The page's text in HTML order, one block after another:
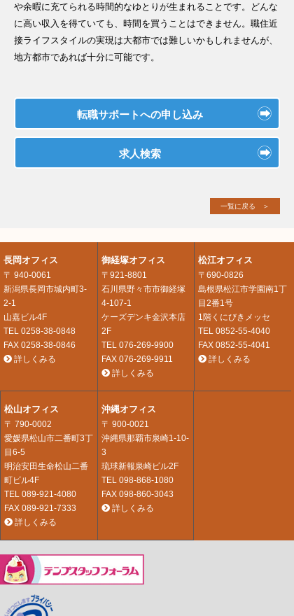
や余暇に充てられる時間的なゆとりが生まれることです。どんな
に高い収入を得ていても、時間を買うことはできません。職住近
接ライフスタイルの実現は大都市では難しいかもしれませんが、
地方都市であれば十分に可能です。
転職サポートへの申し込み
求人検索
一覧に戻る ＞
長岡オフィス
〒 940-0061
新潟県長岡市城内町3-
2-1
山嘉ビル4F
TEL 0258-38-0848
FAX 0258-38-0846
詳しくみる
御経塚オフィス
〒921-8801
石川県野々市市御経塚
4-107-1
ケーズデンキ金沢本店
2F
TEL 076-269-9900
FAX 076-269-9911
詳しくみる
松江オフィス
〒690-0826
島根県松江市学園南1丁
目2番1号
1階くにびきメッセ
TEL0852-55-4040
FAX 0852-55-4041
詳しくみる
松山オフィス
〒 790-0002
愛媛県松山市二番町3丁
目6-5
明治安田生命松山二番
町ビル4F
TEL 089-921-4080
FAX 089-921-7333
詳しくみる
沖縄オフィス
〒 900-0021
沖縄県那覇市泉崎1-10-
3
琉球新報泉崎ビル2F
TEL 098-868-1080
FAX 098-860-3043
詳しくみる